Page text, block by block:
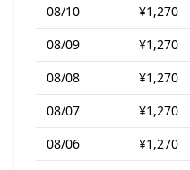
08/10
¥1,270
08/09
¥1,270
08/08
¥1,270
08/07
¥1,270
08/06
¥1,270